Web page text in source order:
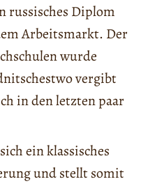
russisches Diplom
Arbeitsmarkt. Der
wurde
vergibt
in den letzten paar
ein klassisches
und stellt somit